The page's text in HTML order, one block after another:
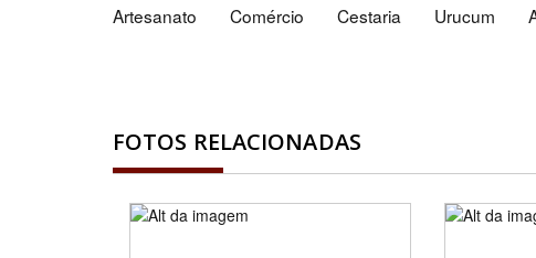
Artesanato Comércio Cestaria Urucum
FOTOS RELACIONADAS